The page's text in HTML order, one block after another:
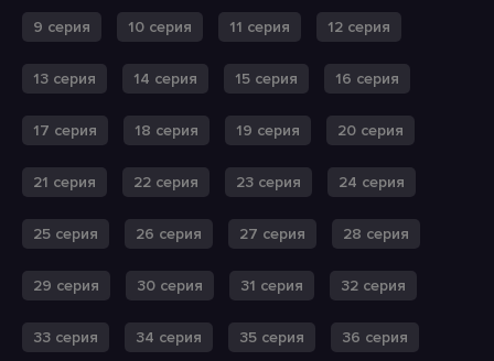
9 серия 10 серия 11 серия 12 серия
13 серия 14 серия 15 серия 16 серия
17 серия 18 серия 19 серия 20 серия
21 серия 22 серия 23 серия 24 серия
25 серия 26 серия 27 серия 28 серия
29 серия 30 серия 31 серия 32 серия
33 серия 34 серия 35 серия 36 серия